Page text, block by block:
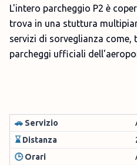
L'intero parcheggio P2 è
trova in una stuttura
servizi di sorveglianza
parcheggi ufficiali
🚗 Servizio
⌛ Distanza
🕒Orari